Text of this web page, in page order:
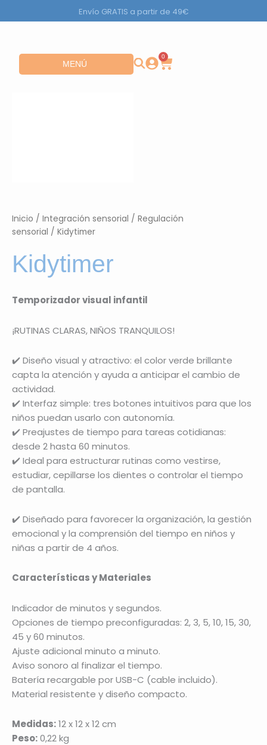
al
Envío GRATIS a partir de 49€
MENÚ Abrir MENÚ 0
Carrito
Inicio / Integración sensorial / Regulación
sensorial / Kidytimer
Kidytimer
Temporizador visual infantil
¡RUTINAS CLARAS, NIÑOS TRANQUILOS!
✔️ Diseño visual y atractivo: el color verde brillante
capta la atención y ayuda a anticipar el cambio de
actividad.
✔️ Interfaz simple: tres botones intuitivos para que los
niños puedan usarlo con autonomía.
✔️ Preajustes de tiempo para tareas cotidianas:
desde 2 hasta 60 minutos.
✔️ Ideal para estructurar rutinas como vestirse,
estudiar, cepillarse los dientes o controlar el tiempo
de pantalla.
✔️ Diseñado para favorecer la organización, la gestión
emocional y la comprensión del tiempo en niños y
niñas a partir de 4 años.
Características y Materiales
Indicador de minutos y segundos.
Opciones de tiempo preconfiguradas: 2, 3, 5, 10, 15, 30,
45 y 60 minutos.
Ajuste adicional minuto a minuto.
Aviso sonoro al finalizar el tiempo.
Batería recargable por USB-C (cable incluido).
Material resistente y diseño compacto.
Medidas:12 x 12 x 12 cm
Peso:0,22 kg